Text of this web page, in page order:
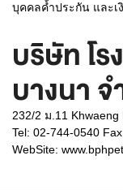
บุคคลค้ำประกัน และเ
บริษัท โ
บางนา
232/2 ม.11
Tel: 02-744-0540
WebSite: